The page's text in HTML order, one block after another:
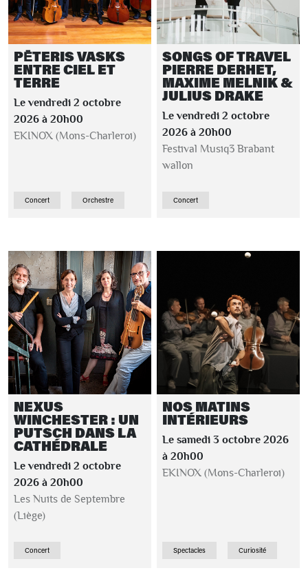
PĒTERIS VASKS
ENTRE CIEL ET
TERRE
Le vendredi 2 octobre
2026 à 20h00
EKINOX (Mons-Charleroi)
Concert Orchestre
SONGS OF TRAVEL
PIERRE DERHET,
MAXIME MELNIK &
JULIUS DRAKE
Le vendredi 2 octobre
2026 à 20h00
Festival Musiq3 Brabant
wallon
Concert
NEXUS
WINCHESTER : UN
PUTSCH DANS LA
CATHÉDRALE
Le vendredi 2 octobre
2026 à 20h00
Les Nuits de Septembre
(Liège)
Concert
NOS MATINS
INTÉRIEURS
Le samedi 3 octobre 2026
à 20h00
EKINOX (Mons-Charleroi)
Spectacles Curiosité